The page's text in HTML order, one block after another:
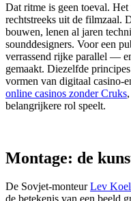
Dat ritme is geen toeval. Het
rechtstreeks uit de filmzaal.
bouwen, lenen al jaren
sounddesigners. Voor een
verrassend rijke parallel —
gemaakt. Diezelfde
vormen van digitaal casino-
online casinos zonder Cruks
belangrijkere rol speelt.
Montage: de
De Sovjet-monteurLev